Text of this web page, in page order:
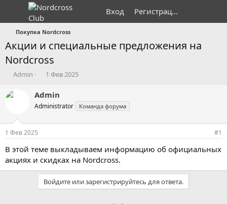
Вход Регистрация
Покупка Nordcross
Акции и специальные предложения на
Nordcross
А
т
т
е
м
ы
Admin
Д
т
а
н
а
л
1 Фев 2025
Admin
Administrator Команда форума
1 Фев 2025 #1
В этой теме выкладываем информацию об официальных
акциях и скидках на Nordcross.
Войдите или зарегистрируйтесь для ответа.